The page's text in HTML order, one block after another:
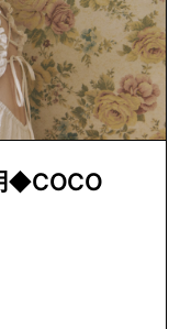
◆COCO